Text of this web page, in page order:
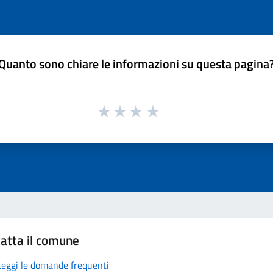
sono chiare le informazioni su questa
il comune
le domande frequenti